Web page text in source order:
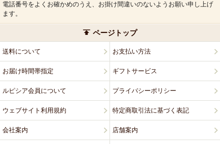
電話番号をよくお確かめのうえ、お掛け間違いのないようお願い申し上げ
ます。
ページトップ
送料について お支払い方法
お届け時間帯指定 ギフトサービス
ルピシア会員について プライバシーポリシー
ウェブサイト利用規約 特定商取引法に基づく表記
会社案内 店舗案内